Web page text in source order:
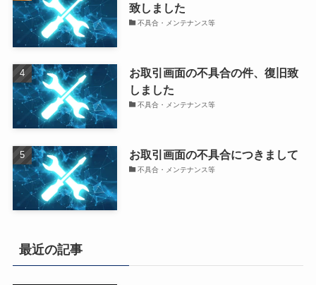
致しました
不具合・メンテナンス等
お取引画面の不具合の件、復旧致
しました
不具合・メンテナンス等
お取引画面の不具合につきまして
不具合・メンテナンス等
最近の記事